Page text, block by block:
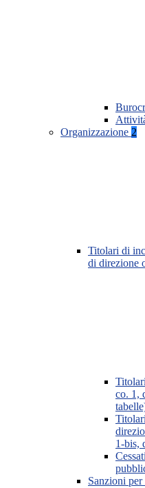
Organizzazione 2
Titolari di
di direzione
co. 1,
1-bis,
Sanzioni